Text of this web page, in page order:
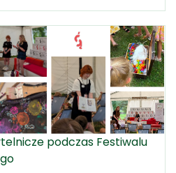
podczas Festiwalu